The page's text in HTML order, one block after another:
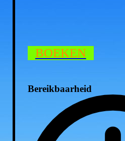
BOEKEN
Bereikbaarheid